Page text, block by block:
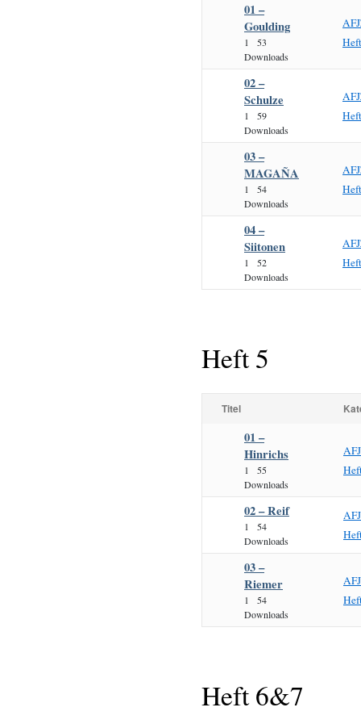
01 –
Goulding
1
53
Downloads
02 –
Schulze
1
59
Downloads
03 –
MAGAÑA
1
54
Downloads
04 –
Siitonen
1
52
Downloads
Heft 5
Titel
01 –
Hinrichs
1
55
Downloads
02 – Reif
1
54
Downloads
03 –
Riemer
1
54
Downloads
Heft 6&7